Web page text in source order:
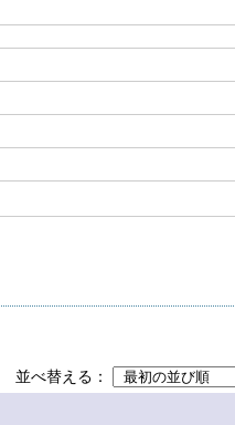
並べ替える